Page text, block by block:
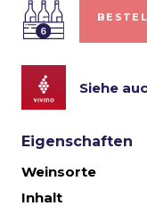
Siehe
Eigenschaften
Weinsorte
Inhalt